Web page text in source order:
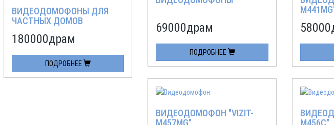
ВИДЕОДОМОФОНЫ ДЛЯ
ЧАСТНЫХ ДОМОВ
180000драм
ПОДРОБНЕЕ
69000драм
ПОДРОБНЕЕ
58000
ВИДЕОДОМОФОН "VIZIT-
M457MG"
M456С"